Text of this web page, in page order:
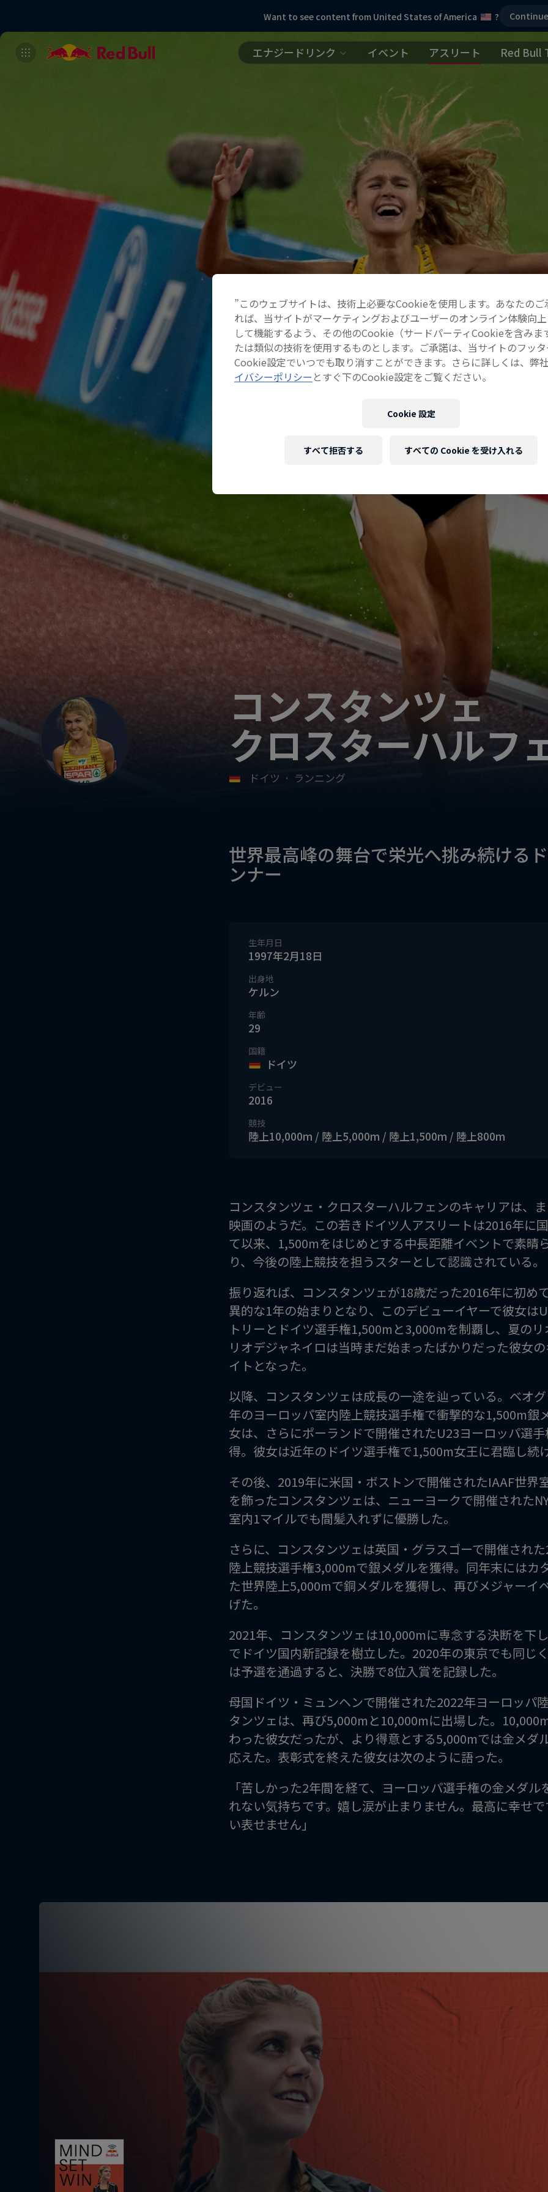
Want to see content from United States of America ? Continue
エナジードリンク イベント アスリート Red Bull
コンスタンツェ
クロスターハルフ
ドイツ · ランニング
世界最高峰の舞台で栄光へ挑み続ける
ンナー
生年月日
1997年2月18日
出身地
ケルン
年齢
29
国籍
ドイツ
デビュー
2016
競技
陸上10,000m / 陸上5,000m / 陸上1,500m / 陸上800m
コンスタンツェ・クロスターハルフェンのキャリアは、
映画のようだ。この若きドイツ人アスリートは2016年に
て以来、1,500mをはじめとする中長距離イベントで素晴
り、今後の陸上競技を担うスターとして認識されている。
振り返れば、コンスタンツェが18歳だった2016年に初め
異的な1年の始まりとなり、このデビューイヤーで彼女は
トリーとドイツ選手権1,500mと3,000mを制覇し、夏の
リオデジャネイロは当時まだ始まったばかりだった彼女
イトとなった。
以降、コンスタンツェは成長の一途を辿っている。ベオ
年のヨーロッパ室内陸上競技選手権で衝撃的な1,500m銀
女は、さらにポーランドで開催されたU23ヨーロッパ選
得。彼女は近年のドイツ選手権で1,500m女王に君臨し続
その後、2019年に米国・ボストンで開催されたIAAF世界
を飾ったコンスタンツェは、ニューヨークで開催された
室内1マイルでも間髪入れずに優勝した。
さらに、コンスタンツェは英国・グラスゴーで開催され
陸上競技選手権3,000mで銀メダルを獲得。同年末にはカ
た世界陸上5,000mで銅メダルを獲得し、再びメジャーイ
げた。
2021年、コンスタンツェは10,000mに専念する決断を下
でドイツ国内新記録を樹立した。2020年の東京でも同じ
は予選を通過すると、決勝で8位入賞を記録した。
母国ドイツ・ミュンヘンで開催された2022年ヨーロッパ
タンツェは、再び5,000mと10,000mに出場した。
わった彼女だったが、より得意とする5,000mでは金メダ
応えた。表彰式を終えた彼女は次のように語った。
「苦しかった2年間を経て、ヨーロッパ選手権の金メダ
れない気持ちです。嬉し涙が止まりません。最高に幸せ
い表せません」
”このウェブサイトは、技術上必要なCookieを使用します。あなたのご
れば、当サイトがマーケティングおよびユーザーのオンライン体験向
して機能するよう、その他のCookie（サードパーティCookieを含みま
たは類似の技術を使用するものとします。ご承諾は、当サイトのフッ
Cookie設定でいつでも取り消すことができます。さらに詳しくは、弊
イバシーポリシー とすぐ下のCookie設定をご覧ください。
Cookie 設定
すべて拒否する すべての Cookie を受け入れる